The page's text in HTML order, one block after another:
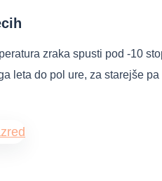
zraka spusti pod -10
leta do pol ure, za starejše